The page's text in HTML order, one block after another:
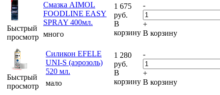
Быстрый
просмотр
Смазка AIMOL
FOODLINE EASY
SPRAY 400мл.
много
1 675
руб.
В
корзину
-
+
В корзину
Быстрый
просмотр
Силикон EFELE
UNI-S (аэрозоль)
520 мл.
мало
1 280
руб.
В
корзину
-
+
В корзину